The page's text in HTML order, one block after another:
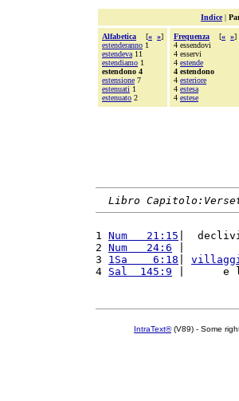
Indice|
Alfabetica [« »]
estenderanno 1
estendeva 11
estendiamo 1
estendono 4
estensione 7
estenuati 1
estenuato 2
Frequenza [« »]
4 essendovi
4 esservi
4 estende
4 estendono
4 esteriore
4 estesa
4 estese
Libro
1 Num   21:15 |
2 Num   24:6 |
3 1Sa    6:18
4 Sal  145:9 |      e
IntraText®(V89) - Some